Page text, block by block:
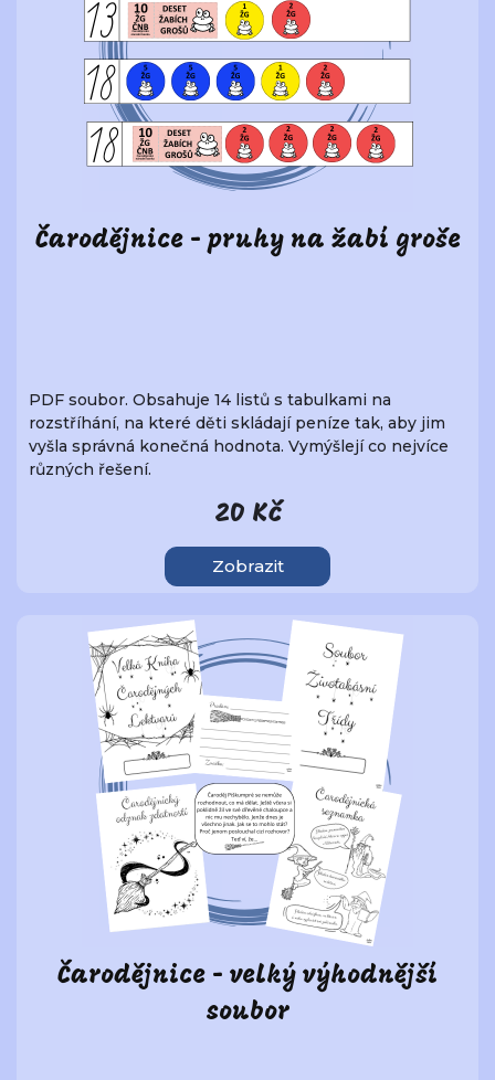
Čarodějnice - pruhy na žabí groše
PDF soubor. Obsahuje 14 listů s tabulkami na
rozstříhání, na které děti skládají peníze tak, aby jim
vyšla správná konečná hodnota. Vymýšlejí co nejvíce
různých řešení.
20 Kč
Zobrazit
Čarodějnice - velký výhodnější
soubor